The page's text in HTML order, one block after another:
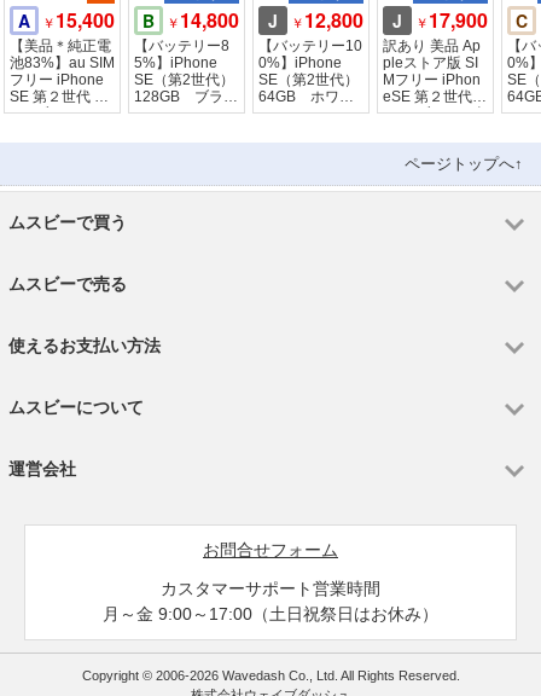
A ￥15,400
【美品＊純正電
池83%】au SIM
フリー iPhone
SE 第２世代 64
GB ブラック
B ￥14,800
【バッテリー8
5%】iPhone
SE（第2世代）
128GB ブラッ
ク SIMフリ
J ￥12,800
【バッテリー10
0%】iPhone
SE（第2世代）
64GB ホワイ
ト SIMフリ
J ￥17,900
訳あり 美品 Ap
pleストア版 SI
Mフリー iPhon
eSE 第２世代 6
4GB ブラック色
C
【
0%
SE
ク
ページトップへ↑
ムスビーで買う
ムスビーで売る
使えるお支払い方法
ムスビーについて
運営会社
お問合せフォーム
カスタマーサポート営業時間
月～金 9:00～17:00（土日祝祭日はお休み）
Copyright © 2006-2026 Wavedash Co., Ltd. All Rights Reserved.